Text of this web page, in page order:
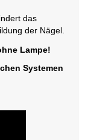
das
der Nägel.
Lampe!
Systemen